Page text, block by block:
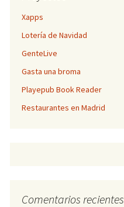
Xapps
Lotería de Navidad
GenteLive
Gasta una broma
Playepub Book Reader
Restaurantes en Madrid
Comentarios recientes